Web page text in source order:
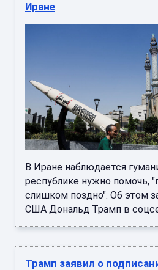
Иране
В Иране наблюдается
республике нужно помочь,
слишком поздно". Об этом
США Дональд Трамп в
Трамп заявил о